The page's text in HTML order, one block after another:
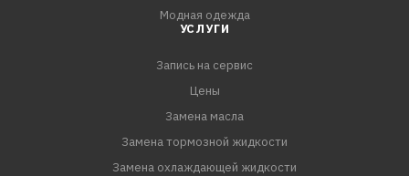
Модная одежда
УСЛУГИ
Запись на сервис
Цены
Замена масла
Замена тормозной жидкости
Замена охлаждающей жидкости